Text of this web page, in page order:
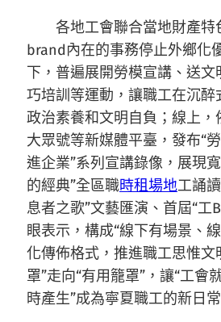
各地工會聯合當地財產特
brand內在的事務停止外鄉化
下，普遍展開勞模宣講、送文
巧培訓等運動，讓職工在沉醉
政治素養和文明自負；線上，
大眾號等新媒體平臺，發布“
進企業”系列宣講錄像，展現
的經典”全區職時租場地工誦
息者之歌”文藝匯演、首屆“工
眼表示，構成“線下有場景、
化傳佈格式，推進職工思惟文
罩”走向“有用籠罩”，讓“工會
時產生”成為寧夏職工的新日常